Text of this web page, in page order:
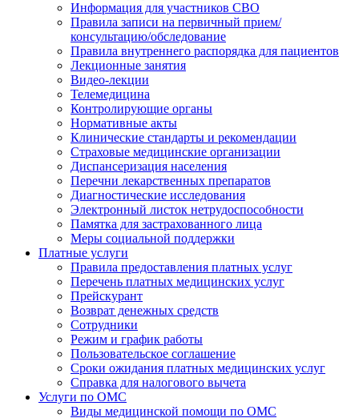
Информация для участников СВО
Правила записи на первичный прием/
консультацию/обследование
Правила внутреннего распорядка для пациентов
Лекционные занятия
Видео-лекции
Телемедицина
Контролирующие органы
Нормативные акты
Клинические стандарты и рекомендации
Страховые медицинские организации
Диспансеризация населения
Перечни лекарственных препаратов
Диагностические исследования
Электронный листок нетрудоспособности
Памятка для застрахованного лица
Меры социальной поддержки
Платные услуги
Правила предоставления платных услуг
Перечень платных медицинских услуг
Прейскурант
Возврат денежных средств
Сотрудники
Режим и график работы
Пользовательское соглашение
Сроки ожидания платных медицинских услуг
Справка для налогового вычета
Услуги по ОМС
Виды медицинской помощи по ОМС